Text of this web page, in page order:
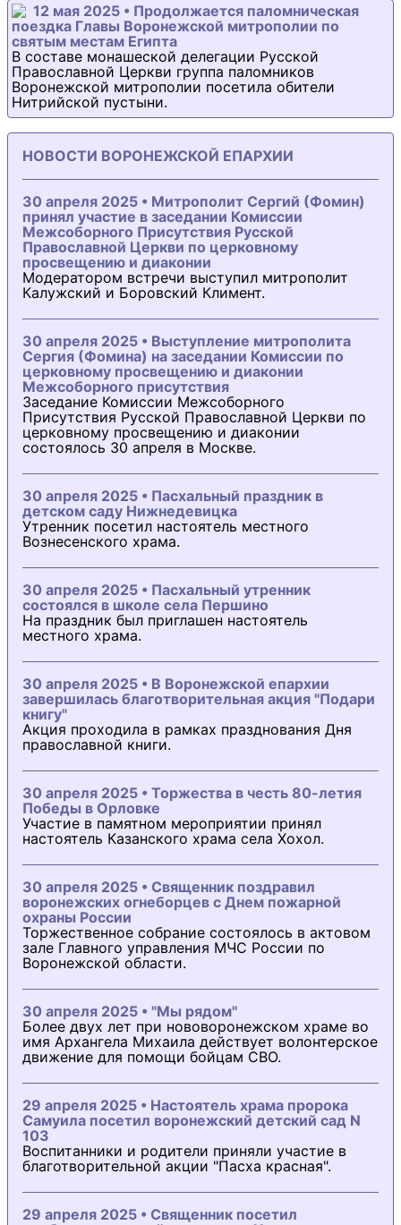
12 мая 2025 • Продолжается паломническая
поездка Главы Воронежской митрополии по
святым местам Египта
В составе монашеской делегации Русской
Православной Церкви группа паломников
Воронежской митрополии посетила обители
Нитрийской пустыни.
НОВОСТИ ВОРОНЕЖСКОЙ ЕПАРХИИ
30 апреля 2025 • Митрополит Сергий (Фомин)
принял участие в заседании Комиссии
Межсоборного Присутствия Русской
Православной Церкви по церковному
просвещению и диаконии
Модератором встречи выступил митрополит
Калужский и Боровский Климент.
30 апреля 2025 • Выступление митрополита
Сергия (Фомина) на заседании Комиссии по
церковному просвещению и диаконии
Межсоборного присутствия
Заседание Комиссии Межсоборного
Присутствия Русской Православной Церкви по
церковному просвещению и диаконии
состоялось 30 апреля в Москве.
30 апреля 2025 • Пасхальный праздник в
детском саду Нижнедевицка
Утренник посетил настоятель местного
Вознесенского храма.
30 апреля 2025 • Пасхальный утренник
состоялся в школе села Першино
На праздник был приглашен настоятель
местного храма.
30 апреля 2025 • В Воронежской епархии
завершилась благотворительная акция "Подари
книгу"
Акция проходила в рамках празднования Дня
православной книги.
30 апреля 2025 • Торжества в честь 80-летия
Победы в Орловке
Участие в памятном мероприятии принял
настоятель Казанского храма села Хохол.
30 апреля 2025 • Священник поздравил
воронежских огнеборцев с Днем пожарной
охраны России
Торжественное собрание состоялось в актовом
зале Главного управления МЧС России по
Воронежской области.
30 апреля 2025 • "Мы рядом"
Более двух лет при нововоронежском храме во
имя Архангела Михаила действует волонтерское
движение для помощи бойцам СВО.
29 апреля 2025 • Настоятель храма пророка
Самуила посетил воронежский детский сад N
103
Воспитанники и родители приняли участие в
благотворительной акции "Пасха красная".
29 апреля 2025 • Священник посетил